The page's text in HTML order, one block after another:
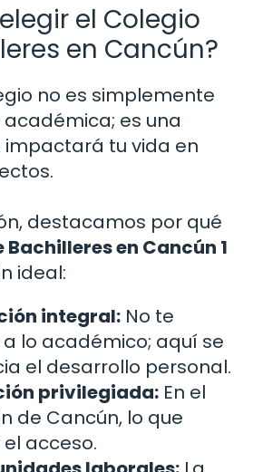
el Colegio
en Cancún?
no es simplemente
es una
impactará tu vida en
destacamos por qué
Bachilleres en Cancún 1
ideal:
integral: No te
lo académico; aquí se
el desarrollo personal.
privilegiada: En el
de Cancún, lo que
acceso.